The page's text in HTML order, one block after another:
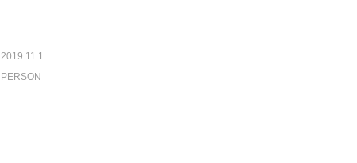
2019.11.1
PERSON